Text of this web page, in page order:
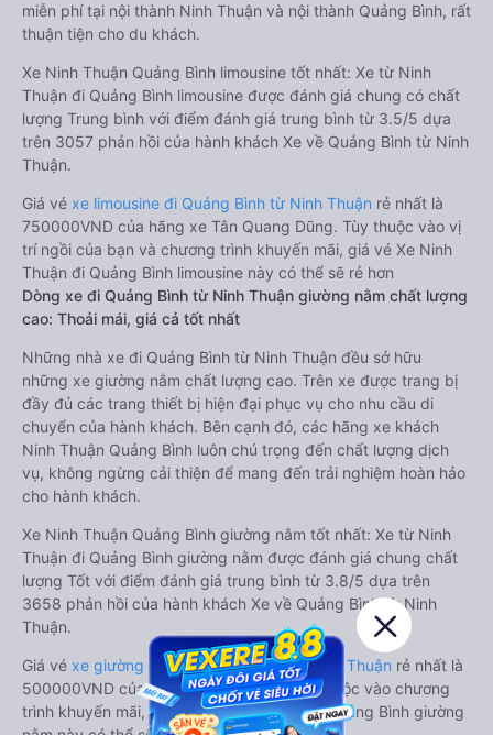
miễn phí tại nội thành Ninh Thuận và nội thành Quảng Bình, rất
thuận tiện cho du khách.
Xe Ninh Thuận Quảng Bình limousine tốt nhất: Xe từ Ninh
Thuận đi Quảng Bình limousine được đánh giá chung có chất
lượng Trung bình với điểm đánh giá trung bình từ 3.5/5 dựa
trên 3057 phản hồi của hành khách Xe về Quảng Bình từ Ninh
Thuận.
Giá vé xe limousine đi Quảng Bình từ Ninh Thuận rẻ nhất là
750000VND của hãng xe Tân Quang Dũng. Tùy thuộc vào vị
trí ngồi của bạn và chương trình khuyến mãi, giá vé Xe Ninh
Thuận đi Quảng Bình limousine này có thể sẽ rẻ hơn
Dòng xe đi Quảng Bình từ Ninh Thuận giường nằm chất lượng
cao: Thoải mái, giá cả tốt nhất
Những nhà xe đi Quảng Bình từ Ninh Thuận đều sở hữu
những xe giường nằm chất lượng cao. Trên xe được trang bị
đầy đủ các trang thiết bị hiện đại phục vụ cho nhu cầu di
chuyển của hành khách. Bên cạnh đó, các hãng xe khách
Ninh Thuận Quảng Bình luôn chú trọng đến chất lượng dịch
vụ, không ngừng cải thiện để mang đến trải nghiệm hoàn hảo
cho hành khách.
Xe Ninh Thuận Quảng Bình giường nằm tốt nhất: Xe từ Ninh
Thuận đi Quảng Bình giường nằm được đánh giá chung chất
lượng Tốt với điểm đánh giá trung bình từ 3.8/5 dựa trên
3658 phản hồi của hành khách Xe về Quảng Bình từ Ninh
Thuận.
Giá vé xe giường nằm đi Quảng Bình từ Ninh Thuận rẻ nhất là
500000VND của hãng xe Lộc Thủy. Tùy thuộc vào chương
trình khuyến mãi, giá vé Xe Ninh Thuận đi Quảng Bình giường